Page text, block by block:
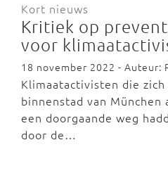
Kort nieuws
Kritiek op
voor
18 november 2022 - Auteur:
Klimaatactivisten die
binnenstad van München
een doorgaande weg
door de…